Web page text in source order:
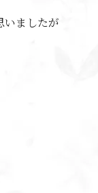
いましたが